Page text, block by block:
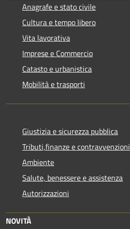
Anagrafe e stato civile
Cultura e tempo libero
Vita lavorativa
Imprese e Commercio
Catasto e urbanistica
Mobilità e trasporti
Giustizia e sicurezza pubblica
Tributi,finanze e contravvenzioni
Ambiente
Salute, benessere e assistenza
Autorizzazioni
NOVITÀ